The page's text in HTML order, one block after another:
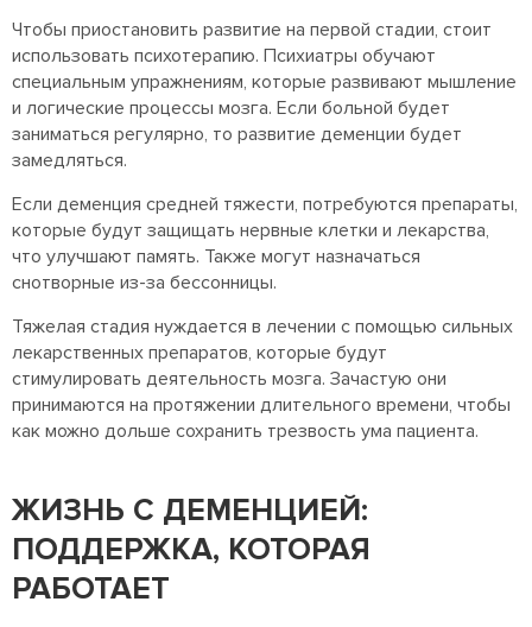
Чтобы приостановить развитие на первой стадии, стоит
использовать психотерапию. Психиатры обучают
специальным упражнениям, которые развивают мышление
и логические процессы мозга. Если больной будет
заниматься регулярно, то развитие деменции будет
замедляться.
Если деменция средней тяжести, потребуются препараты,
которые будут защищать нервные клетки и лекарства,
что улучшают память. Также могут назначаться
снотворные из-за бессонницы.
Тяжелая стадия нуждается в лечении с помощью сильных
лекарственных препаратов, которые будут
стимулировать деятельность мозга. Зачастую они
принимаются на протяжении длительного времени, чтобы
как можно дольше сохранить трезвость ума пациента.
ЖИЗНЬ С ДЕМЕНЦИЕЙ:
ПОДДЕРЖКА, КОТОРАЯ
РАБОТАЕТ